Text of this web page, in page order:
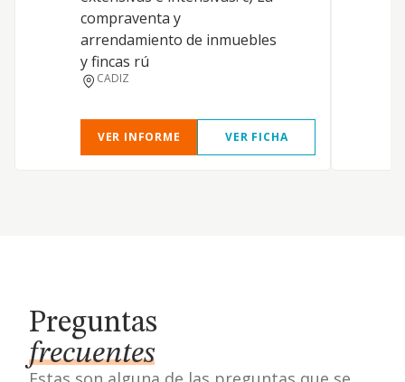
compraventa y
arrendamiento de inmuebles
y fincas rú
CADIZ
VER INFORME VER FICHA
Preguntas
frecuentes